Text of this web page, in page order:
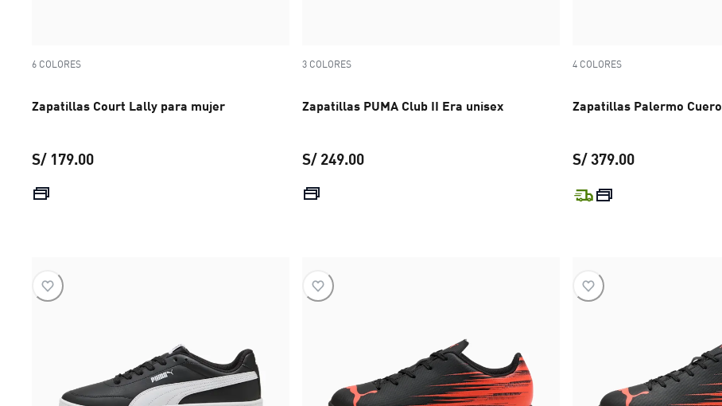
6 COLORES
Zapatillas Court Lally para mujer
S/ 179.00
3 COLORES
Zapatillas PUMA Club II Era unisex
S/ 249.00
4 COLORES
Zapatillas Palermo Cuero
S/ 379.00